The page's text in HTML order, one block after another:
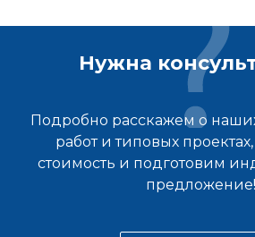
Нужна
Подробно расскажем о
работ и типовых
стоимость и подготовим
предложение!